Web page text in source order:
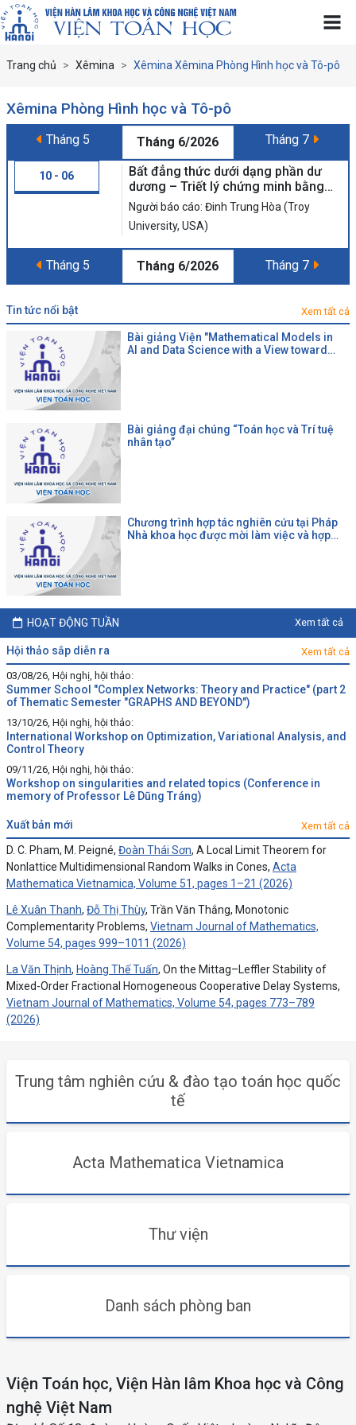
Trang chủ Xêmina Xêmina Xêmina Phòng Hình học và Tô-pô
Xêmina Phòng Hình học và Tô-pô
Tháng 5 Tháng 6/2026 Tháng 7
10 - 06
Bất đẳng thức dưới dạng phần dư
dương – Triết lý chứng minh bằng
công thức A = B + C
Người báo cáo: Đinh Trung Hòa (Troy
University, USA)
Tháng 5 Tháng 6/2026 Tháng 7
tin tức nổi bật Xem tất cả
Bài giảng Viện "Mathematical Models in
AI and Data Science with a View toward
Bài giảng đại chúng “Toán học và Trí tuệ
nhân tạo”
Chương trình hợp tác nghiên cứu tại Pháp
Nhà khoa học được mời làm việc và hợp
HOẠT ĐỘNG TUẦN Xem tất cả
hội thảo sắp diễn ra
Xem tất cả
03/08/26, Hội nghị, hội thảo:
Summer School "Complex Networks: Theory and Practice" (part 2
of Thematic Semester "GRAPHS AND BEYOND")
13/10/26, Hội nghị, hội thảo:
International Workshop on Optimization, Variational Analysis, and
Control Theory
09/11/26, Hội nghị, hội thảo:
Workshop on singularities and related topics (Conference in
memory of Professor Lê Dũng Tráng)
xuất bản mới Xem tất cả
D. C. Pham, M. Peigné, Đoàn Thái Sơn, A Local Limit Theorem for
Nonlattice Multidimensional Random Walks in Cones, Acta
Mathematica Vietnamica, Volume 51, pages 1–21 (2026)
Lê Xuân Thanh, Đỗ Thị Thùy, Trần Văn Thắng, Monotonic
Complementarity Problems, Vietnam Journal of Mathematics,
Volume 54, pages 999–1011 (2026)
La Văn Thịnh, Hoàng Thế Tuấn, On the Mittag–Leffler Stability of
Mixed-Order Fractional Homogeneous Cooperative Delay Systems,
Vietnam Journal of Mathematics, Volume 54, pages 773–789
(2026)
Trung tâm nghiên cứu & đào tạo toán học quốc
tế
Acta Mathematica Vietnamica
Thư viện
Danh sách phòng ban
Viện Toán học, Viện Hàn lâm Khoa học và Công
nghệ Việt Nam